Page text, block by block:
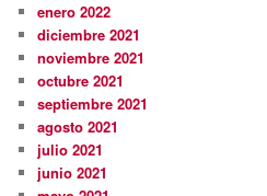
enero 2022
diciembre 2021
noviembre 2021
octubre 2021
septiembre 2021
agosto 2021
julio 2021
junio 2021